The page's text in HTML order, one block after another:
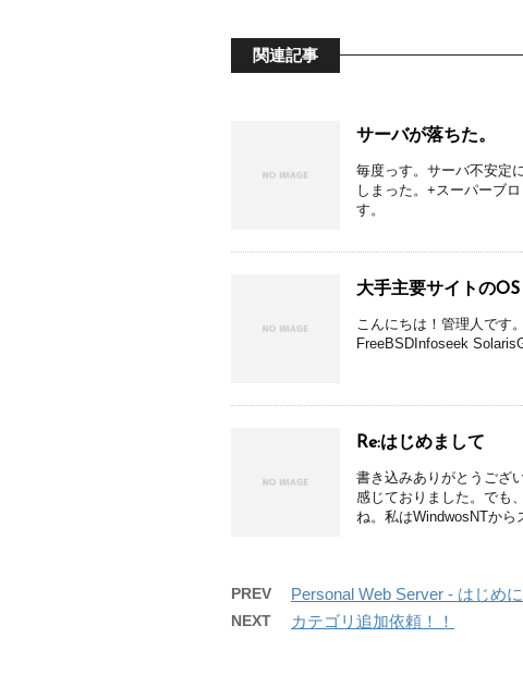
関連記事
サーバが落ちた。
毎度っす。サーバ不安定
しまった。+スーパーブ
す。
大手主要サイトのOS
こんにちは！管理人です
FreeBSDInfoseek
Re:はじめまして
書き込みありがとうござ
感じておりました。でも
ね。私はWindwosNTから
PREV Personal Web Server - はじめ
NEXT カテゴリ追加依頼！！